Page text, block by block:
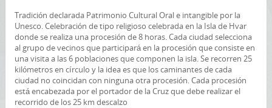
Tradición declarada Patrimonio Cultural Oral e intangible por la
Unesco. Celebración de tipo religioso celebrada en la Isla de Hvar
donde se realiza una procesión de 8 horas. Cada ciudad selecciona
al grupo de vecinos que participará en la procesión que consiste en
una visita a las 6 poblaciones que componen la isla. Se recorren 25
kilómetros en círculo y la idea es que los caminantes de cada
ciudad no coincidan con ninguna otra procesión. Cada procesión
está encabezada por el portador de la Cruz que debe realizar el
recorrido de los 25 km descalzo